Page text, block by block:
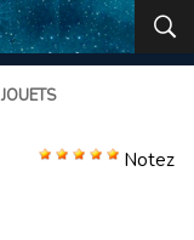
JOUETS
Notez